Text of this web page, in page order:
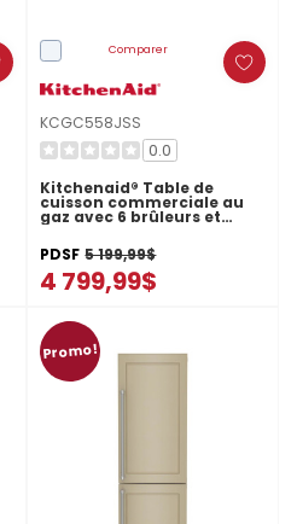
Comparer
KCGC558JSS
0.0
Kitchenaid® Table de
cuisson commerciale au
gaz avec 6 brûleurs et
plaque chauffante - 48 po
KCGC558JSS
PDSF 5 199,99$
4 799,99$
Promo!